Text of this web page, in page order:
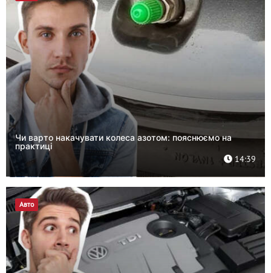
Чи варто накачувати колеса азотом: пояснюємо на
практиці
14:39
Авто